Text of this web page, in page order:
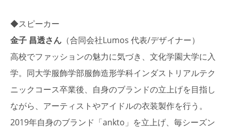
◆スピーカー
金子 昌透さん （合同会社Lumos 代表/デザイナー）
高校でファッションの魅力に気づき、文化学園大学に入
学。同大学服飾学部服飾造形学科インダストリアルテク
ニックコース卒業後、自身のブランドの立上げを目指し
ながら、アーティストやアイドルの衣装製作を行う。
2019年自身のブランド「ankto」を立上げ、毎シーズン